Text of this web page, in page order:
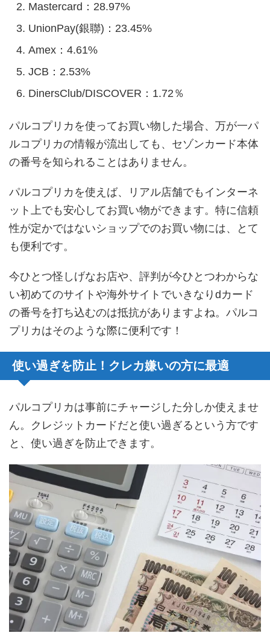
Mastercard：28.97%
UnionPay(銀聯)：23.45%
Amex：4.61%
JCB：2.53%
DinersClub/DISCOVER：1.72％
パルコプリカを使ってお買い物した場合、万が一パ
ルコプリカの情報が流出しても、セゾンカード本体
の番号を知られることはありません。
パルコプリカを使えば、リアル店舗でもインターネ
ット上でも安心してお買い物ができます。特に信頼
性が定かではないショップでのお買い物には、とて
も便利です。
今ひとつ怪しげなお店や、評判が今ひとつわからな
い初めてのサイトや海外サイトでいきなりdカード
の番号を打ち込むのは抵抗がありますよね。パルコ
プリカはそのような際に便利です！
使い過ぎを防止！クレカ嫌いの方に最適
パルコプリカは事前にチャージした分しか使えませ
ん。クレジットカードだと使い過ぎるという方です
と、使い過ぎを防止できます。